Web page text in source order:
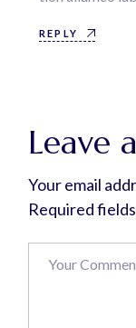
REPLY
Leave
Your email
Required